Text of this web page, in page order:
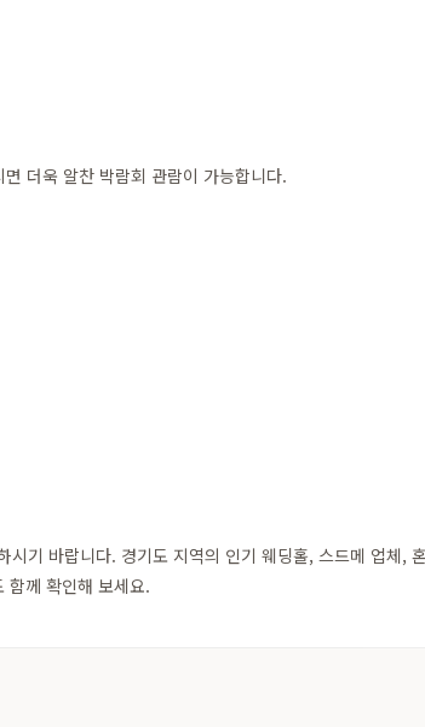
더욱 알찬 박람회 관람이 가능합니다.
기 바랍니다. 경기도 지역의 인기 웨딩홀, 스드메 업체,
함께 확인해 보세요.